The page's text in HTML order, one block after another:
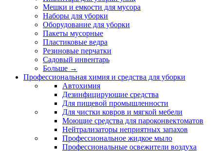
Мешки и емкости для мусора
Наборы для уборки
Оборудование для уборки
Пакеты мусорные
Пластиковые ведра
Резиновые перчатки
Садовый инвентарь
Больше →
Профессиональная химия и средства для уборки
Автохимия
Дезинфицирующие средства
Для пищевой промышленности
Для чистки ковров и мягкой мебели
Моющие средства для пароконвектоматов
Нейтрализаторы неприятных запахов
Профессиональное жидкое мыло
Профессиональные освежители воздуха